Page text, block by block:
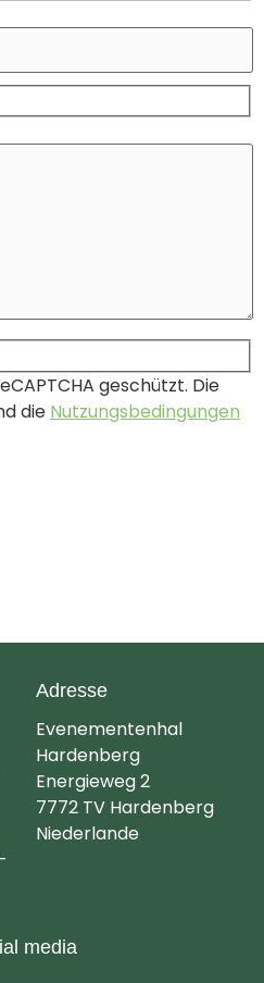
geschützt. Die
die Nutzungsbedingungen
Adresse
Evenementenhal
Hardenberg
Energieweg 2
7772 TV Hardenberg
Niederlande
media